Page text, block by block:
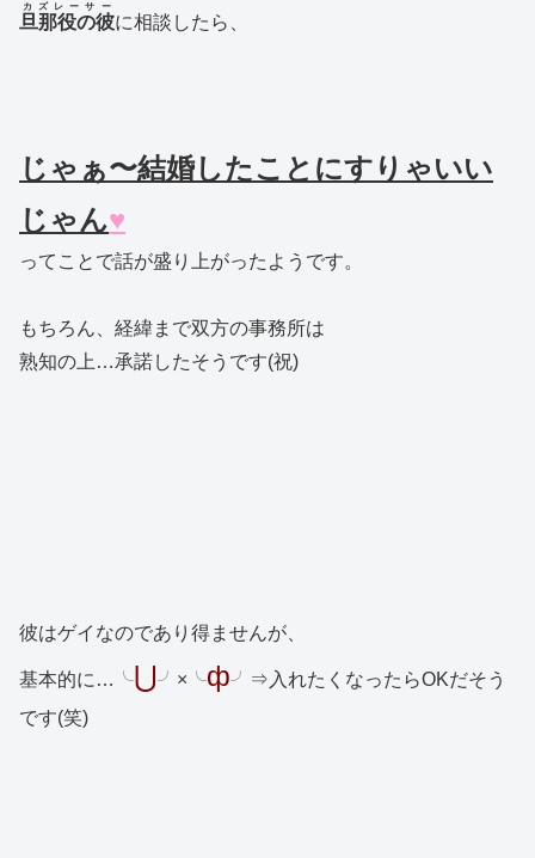
旦那役の彼
カズレーサー
に相談したら、
じゃぁ〜結婚したことにすりゃいい
じゃん♥
ってことで話が盛り上がったようです。
もちろん、経緯まで双方の事務所は
熟知の上…承諾したそうです(祝)
彼はゲイなのであり得ませんが、
基本的に…╰⋃╯×╰ф╯⇒入れたくなったらOKだそう
です(笑)